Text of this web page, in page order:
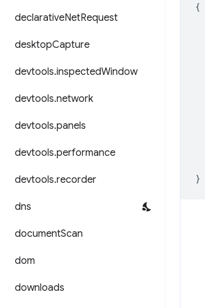
declarativeNetRequest
desktopCapture
devtools.inspectedWindow
devtools.network
devtools.panels
devtools.performance
devtools.recorder
dns
documentScan
dom
downloads
{
}